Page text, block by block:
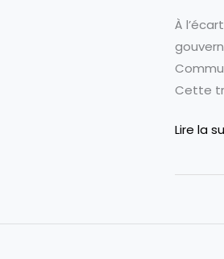
À
Cette
En
Lire la